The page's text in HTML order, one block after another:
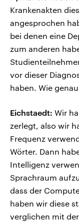
Krankenakten
angesprochen
bei denen eine
zum anderen
vor dieser
haben. Wie
Eichstaedt: Wir
zerlegt, also wir
Frequenz
Wörter. Dann
Intelligenz
Sprachraum
dass der
haben wir diese
verglichen mit